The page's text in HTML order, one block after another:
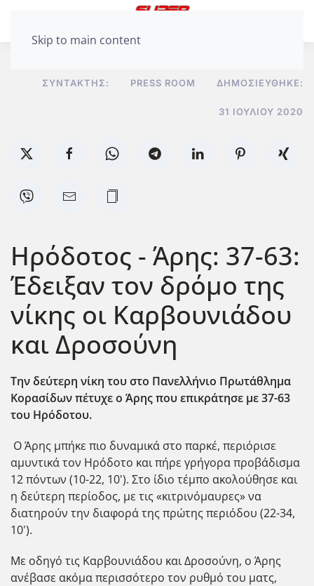
Skip to main content
ΣΥΝΤΆΚΤΗΣ: PRESS ROOM ΔΗΜΟΣΙΕΎΘΗΚΕ:
31 ΙΟΥΛΊΟΥ 2020
Ηρόδοτος - Άρης: 37-63:
Έδειξαν τον δρόμο της
νίκης οι Καρβουνιάδου
και Δροσούνη
Την δεύτερη νίκη του στο Πανελλήνιο Πρωτάθλημα
Κορασίδων πέτυχε ο Άρης που επικράτησε με 37-63
του Ηρόδοτου.
Ο Άρης μπήκε πιο δυναμικά στο παρκέ, περιόρισε
αμυντικά τον Ηρόδοτο και πήρε γρήγορα προβάδισμα
12 πόντων (10-22, 10'). Στο ίδιο τέμπο ακολούθησε και
η δεύτερη περίοδος, με τις «κιτρινόμαυρες» να
διατηρούν την διαφορά της πρώτης περιόδου (22-34,
10').
Με οδηγό τις Καρβουνιάδου και Δροσούνη, ο Άρης
ανέβασε ακόμα περισσότερο τον ρυθμό του ματς,